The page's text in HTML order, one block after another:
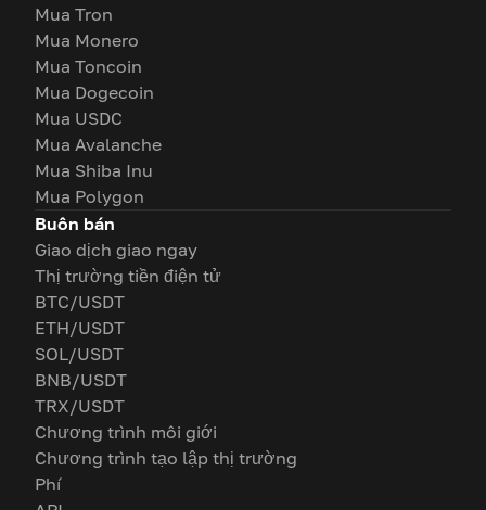
Mua Tron
Mua Monero
Mua Toncoin
Mua Dogecoin
Mua USDC
Mua Avalanche
Mua Shiba Inu
Mua Polygon
Buôn bán
Giao dịch giao ngay
Thị trường tiền điện tử
BTC/USDT
ETH/USDT
SOL/USDT
BNB/USDT
TRX/USDT
Chương trình môi giới
Chương trình tạo lập thị trường
Phí